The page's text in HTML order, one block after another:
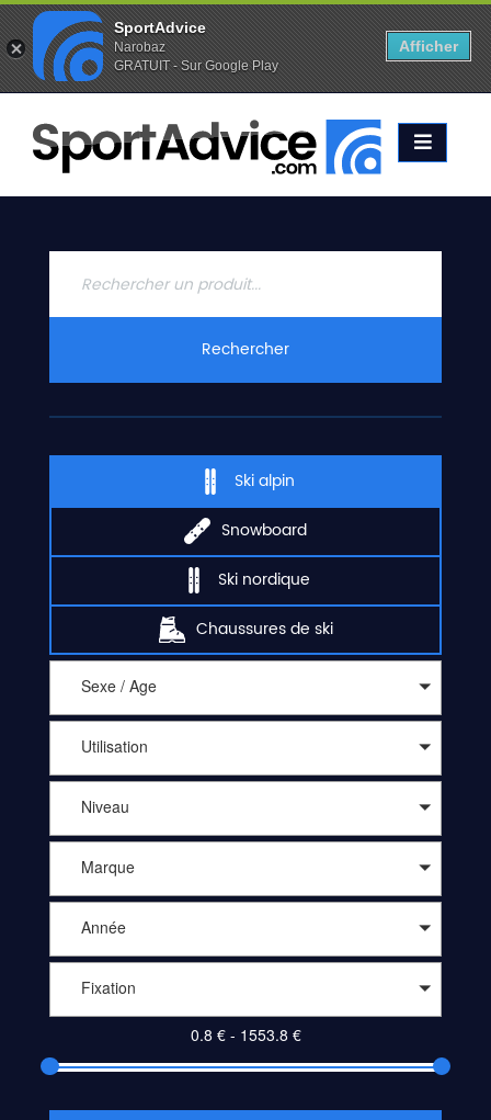
Favoris (0) Alertes (0)
ACCUEIL
SKIS
2020
CONTACT
Rechercher
Ski alpin
Snowboard
Ski nordique
Chaussures de ski
Sexe / Age
Utilisation
Niveau
Marque
Année
Fixation
SportAdvice
Narobaz
GRATUIT - Sur Google Play
Afficher